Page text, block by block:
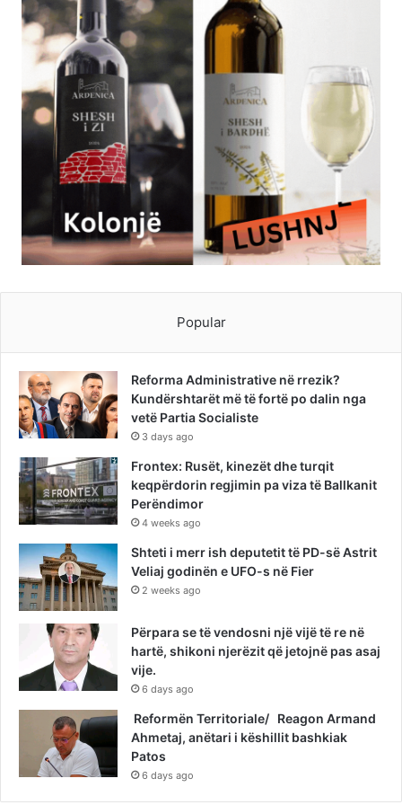
Popular
Reforma Administrative në rrezik?
Kundërshtarët më të fortë po dalin nga
vetë Partia Socialiste
3 days ago
Frontex: Rusët, kinezët dhe turqit
keqpërdorin regjimin pa viza të Ballkanit
Perëndimor
4 weeks ago
Shteti i merr ish deputetit të PD-së Astrit
Veliaj godinën e UFO-s në Fier
2 weeks ago
Përpara se të vendosni një vijë të re në
hartë, shikoni njerëzit që jetojnë pas asaj
vije.
6 days ago
Reformën Territoriale/ Reagon Armand
Ahmetaj, anëtari i këshillit bashkiak
Patos
6 days ago